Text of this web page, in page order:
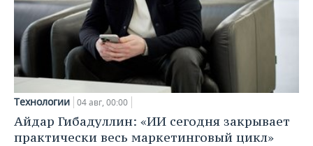
Технологии 04 авг, 00:00
Айдар Гибадуллин: «ИИ сегодня закрывает
практически весь маркетинговый цикл»